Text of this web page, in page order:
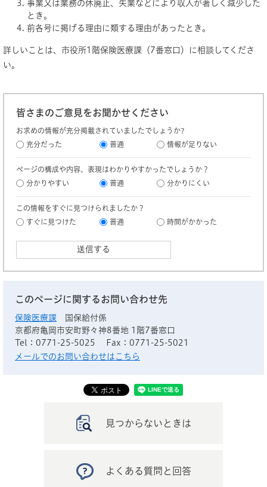
事業又は業務の休廃止、失業などにより収入が著しく減少した
とき。
前各号に掲げる理由に類する理由があったとき。
詳しいことは、市役所1階保険医療課（7番窓口）に相談してくださ
い。
皆さまのご意見をお聞かせください
お求めの情報が充分掲載されていましたでしょうか?
充分だった
普通 情報が足りない
ページの構成や内容、表現はわかりやすかったでしょうか？
分かりやすい
普通 分かりにくい
この情報をすぐに見つけられましたか？
すぐに見つけた
普通 時間がかかった
このページに関するお問い合わせ先
保険医療課
国保給付係
京都府亀岡市安町野々神8番地 1階7番窓口
Tel：0771-25-5025
Fax：0771-25-5021
メールでのお問い合わせはこちら
見つからないときは
よくある質問と回答